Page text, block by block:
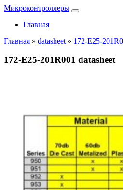
Микроконтроллеры
Главная
Главная » datasheet » 172-E25-
172-E25-201R001 datasheet